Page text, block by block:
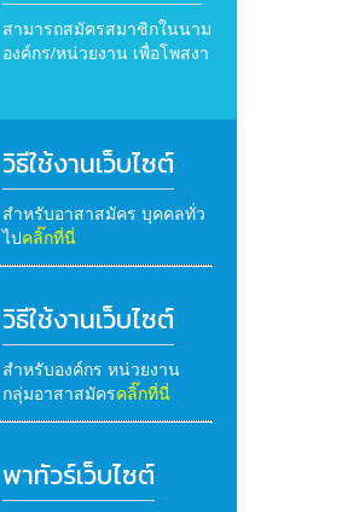
สามารถสมัครสมาชิกในนาม
องค์กร/หน่วยงาน เพื่อโพสงา
วิธีใช้งานเว็บไซต์
สำหรับอาสาสมัคร บุคคลทั่ว
ไปคลิ๊กที่นี่
วิธีใช้งานเว็บไซต์
สำหรับองค์กร หน่วยงาน
กลุ่มอาสาสมัครคลิ๊กที่นี่
พาทัวร์เว็บไซต์